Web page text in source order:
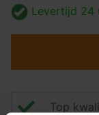
Levertijd 24
Top